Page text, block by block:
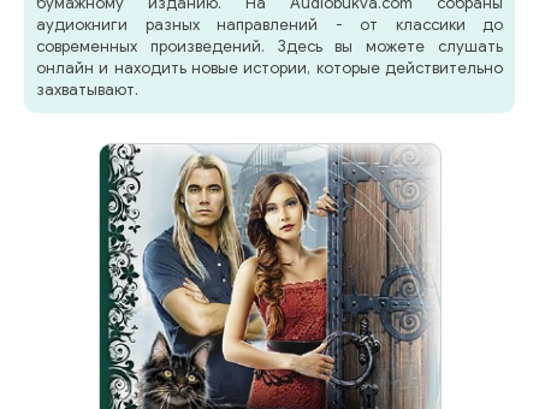
аудиокниги разных направлений - от классики до
современных произведений. Здесь вы можете слушать
онлайн и находить новые истории, которые действительно
захватывают.